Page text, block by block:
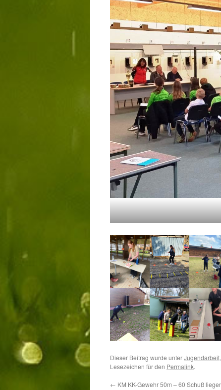
Dieser Beitrag wurde unterJugendarbeit,
Lesezeichen für den Permalink.
← KM KK-Gewehr 50m – 60 Schuß